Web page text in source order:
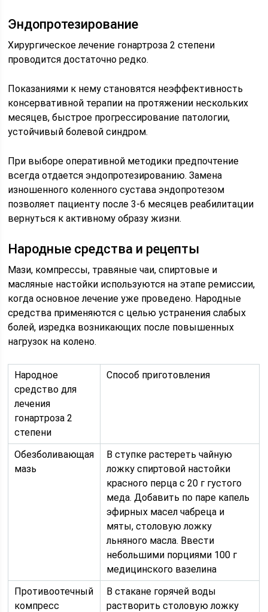
Эндопротезирование
Хирургическое лечение гонартроза 2 степени
проводится достаточно редко.
Показаниями к нему становятся неэффективность
консервативной терапии на протяжении нескольких
месяцев, быстрое прогрессирование патологии,
устойчивый болевой синдром.
При выборе оперативной методики предпочтение
всегда отдается эндопротезированию. Замена
изношенного коленного сустава эндопротезом
позволяет пациенту после 3-6 месяцев реабилитации
вернуться к активному образу жизни.
Народные средства и рецепты
Мази, компрессы, травяные чаи, спиртовые и
масляные настойки используются на этапе ремиссии,
когда основное лечение уже проведено. Народные
средства применяются с целью устранения слабых
болей, изредка возникающих после повышенных
нагрузок на колено.
Народное
средство для
лечения
гонартроза 2
степени
Способ приготовления
Обезболивающая
мазь
В ступке растереть чайную
ложку спиртовой настойки
красного перца с 20 г густого
меда. Добавить по паре капель
эфирных масел чабреца и
мяты, столовую ложку
льняного масла. Ввести
небольшими порциями 100 г
медицинского вазелина
Противоотечный
компресс
В стакане горячей воды
растворить столовую ложку